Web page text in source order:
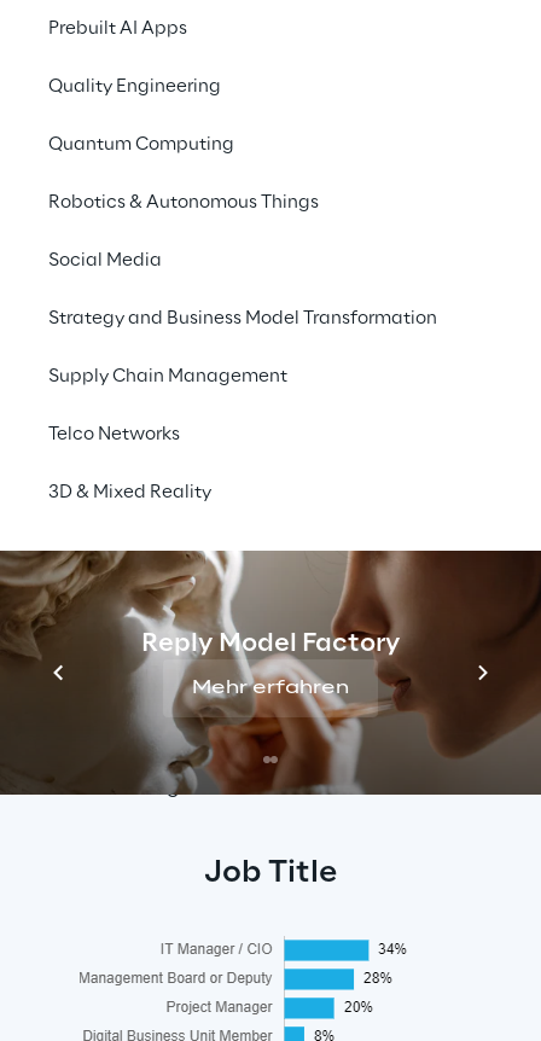
Prebuilt AI Apps
Quality Engineering
Quantum Computing
Robotics & Autonomous Things
Social Media
Strategy and Business Model Transformation
Supply Chain Management
Telco Networks
3D & Mixed Reality
Reply Model Factory
Mehr erfahren
kundenorientierte Benchmark dieser Art und
von 32 führenden Beratungs- und
Things-Projekte.
Über das Umfrage-
unterteilt in 9 Vergleichsgruppen (Peer
Groups)
Reply ist in zwei Peer Groups vertreten, die
sich auf Regionen konzentrieren: EMEA und
DACH sowie einer Peer Group, die sich auf
spezifische Projektszenarien für IoT und die
Digitale Fabrik fokussiert.
Job Title